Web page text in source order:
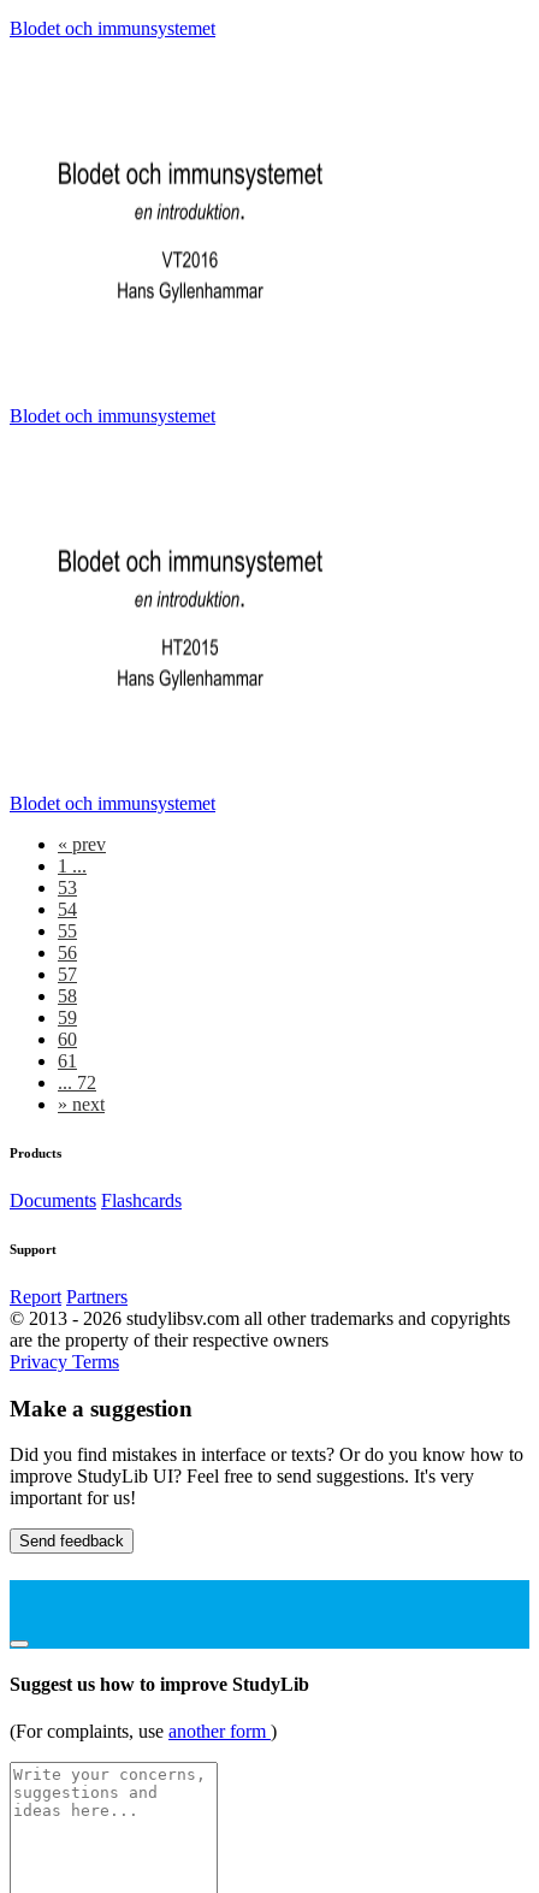
Blodet och immunsystemet
Blodet och immunsystemet
Blodet och immunsystemet
« prev
1 ...
53
54
55
56
57
58
59
60
61
... 72
» next
Products
Documents Flashcards
Support
Report Partners
© 2013 - 2026 studylibsv.com all other trademarks and copyrights
are the property of their respective owners
Privacy Terms
Make a suggestion
Did you find mistakes in interface or texts? Or do you know how to
improve StudyLib UI? Feel free to send suggestions. It's very
important for us!
Send feedback
Suggest us how to improve StudyLib
(For complaints, use another form )